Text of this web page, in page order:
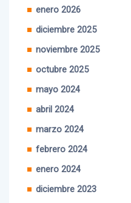
enero 2026
diciembre 2025
noviembre 2025
octubre 2025
mayo 2024
abril 2024
marzo 2024
febrero 2024
enero 2024
diciembre 2023